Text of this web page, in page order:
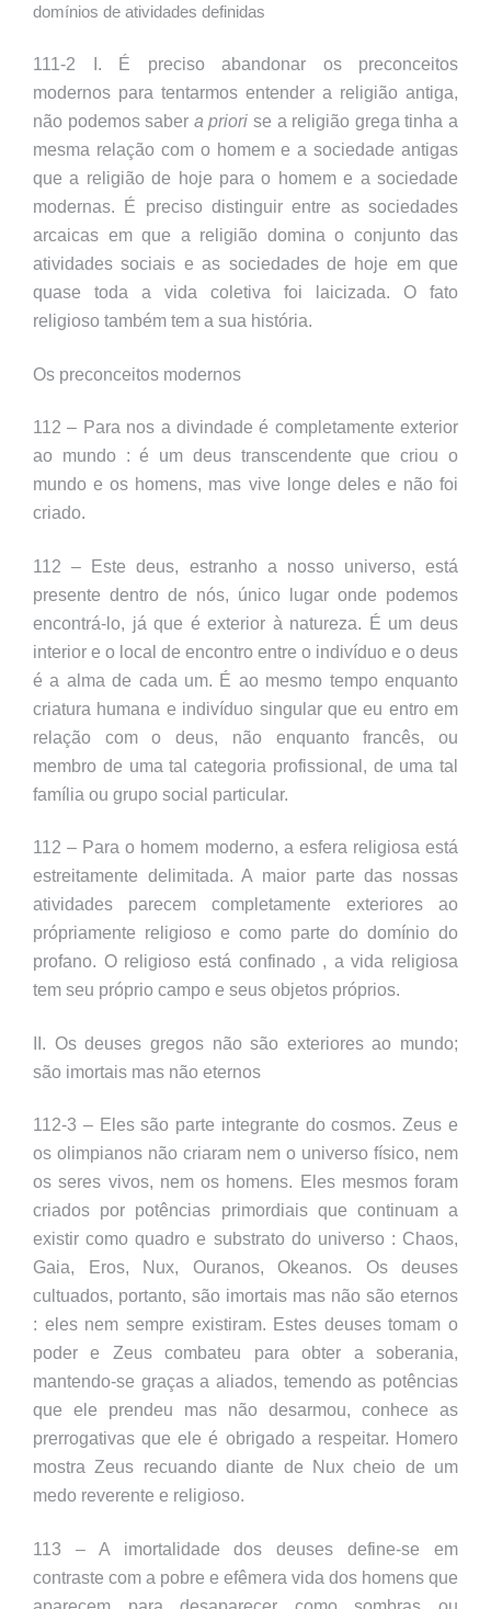
domínios de atividades definidas
111-2 I. É preciso abandonar os preconceitos
modernos para tentarmos entender a religião antiga,
não podemos saber a priori se a religião grega tinha a
mesma relação com o homem e a sociedade antigas
que a religião de hoje para o homem e a sociedade
modernas. É preciso distinguir entre as sociedades
arcaicas em que a religião domina o conjunto das
atividades sociais e as sociedades de hoje em que
quase toda a vida coletiva foi laicizada. O fato
religioso também tem a sua história.
Os preconceitos modernos
112 – Para nos a divindade é completamente exterior
ao mundo : é um deus transcendente que criou o
mundo e os homens, mas vive longe deles e não foi
criado.
112 – Este deus, estranho a nosso universo, está
presente dentro de nós, único lugar onde podemos
encontrá-lo, já que é exterior à natureza. É um deus
interior e o local de encontro entre o indivíduo e o deus
é a alma de cada um. É ao mesmo tempo enquanto
criatura humana e indivíduo singular que eu entro em
relação com o deus, não enquanto francês, ou
membro de uma tal categoria profissional, de uma tal
família ou grupo social particular.
112 – Para o homem moderno, a esfera religiosa está
estreitamente delimitada. A maior parte das nossas
atividades parecem completamente exteriores ao
própriamente religioso e como parte do domínio do
profano. O religioso está confinado , a vida religiosa
tem seu próprio campo e seus objetos próprios.
II. Os deuses gregos não são exteriores ao mundo;
são imortais mas não eternos
112-3 – Eles são parte integrante do cosmos. Zeus e
os olimpianos não criaram nem o universo físico, nem
os seres vivos, nem os homens. Eles mesmos foram
criados por potências primordiais que continuam a
existir como quadro e substrato do universo : Chaos,
Gaia, Eros, Nux, Ouranos, Okeanos. Os deuses
cultuados, portanto, são imortais mas não são eternos
: eles nem sempre existiram. Estes deuses tomam o
poder e Zeus combateu para obter a soberania,
mantendo-se graças a aliados, temendo as potências
que ele prendeu mas não desarmou, conhece as
prerrogativas que ele é obrigado a respeitar. Homero
mostra Zeus recuando diante de Nux cheio de um
medo reverente e religioso.
113 – A imortalidade dos deuses define-se em
contraste com a pobre e efêmera vida dos homens que